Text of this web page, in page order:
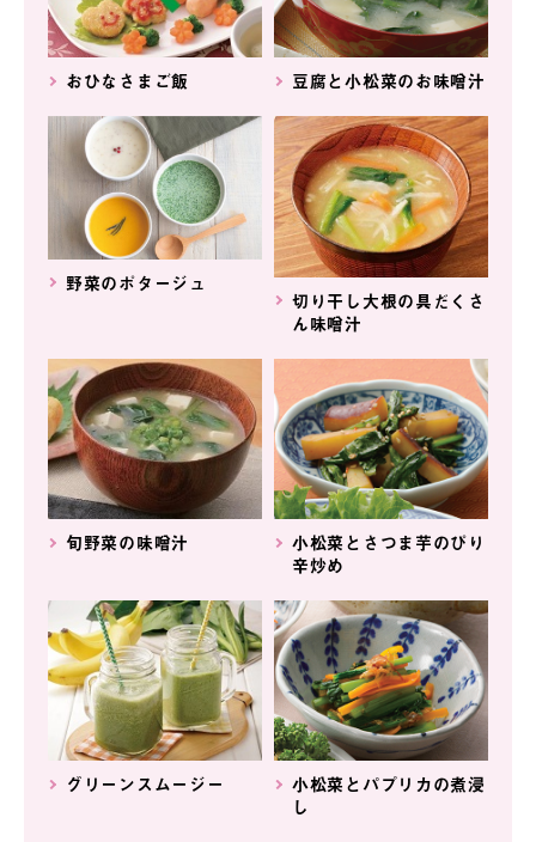
おひなさまご飯 豆腐と小松菜のお味噌汁
野菜のポタージュ
切り干し大根の具だくさ
ん味噌汁
旬野菜の味噌汁
小松菜とさつま芋のぴり
辛炒め
グリーンスムージー
小松菜とパプリカの煮浸
し